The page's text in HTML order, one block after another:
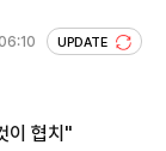
UPDATE
이 협치"